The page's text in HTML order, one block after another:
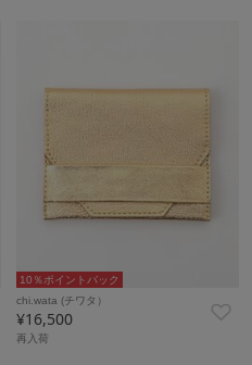
10％ポイントバック
chi.wata (チワタ）
¥16,500
再入荷